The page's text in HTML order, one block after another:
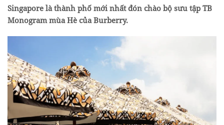
Singapore là thành phố mới nhất đón chào bộ sưu tập TB
Monogram mùa Hè của Burberry.